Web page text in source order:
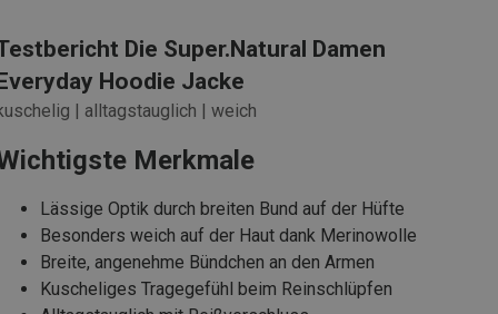
Die Super.Natural Damen
Hoodie Jacke
| alltagstauglich | weich
Merkmale
Lässige Optik durch breiten Bund auf der Hüfte
Besonders weich auf der Haut dank Merinowolle
Breite, angenehme Bündchen an den Armen
Kuscheliges Tragegefühl beim Reinschlüpfen